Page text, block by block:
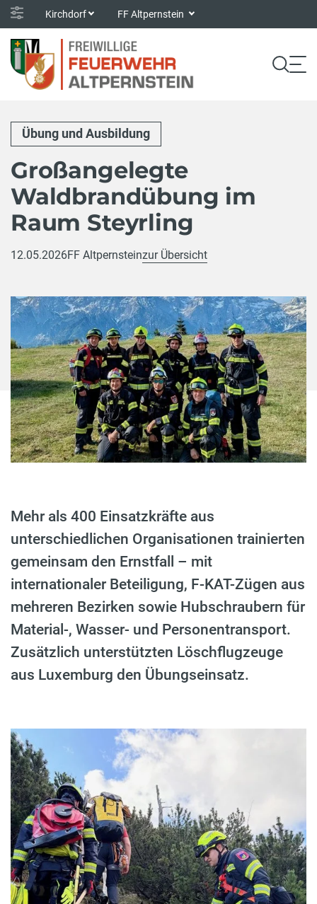
Kirchdorf FF Altpernstein
Übung und Ausbildung
Großangelegte
Waldbrandübung im
Raum Steyrling
12.05.2026FF Altpernsteinzur Übersicht
Mehr als 400 Einsatzkräfte aus
unterschiedlichen Organisationen trainierten
gemeinsam den Ernstfall – mit
internationaler Beteiligung, F-KAT-Zügen aus
mehreren Bezirken sowie Hubschraubern für
Material-, Wasser- und Personentransport.
Zusätzlich unterstützten Löschflugzeuge
aus Luxemburg den Übungseinsatz.